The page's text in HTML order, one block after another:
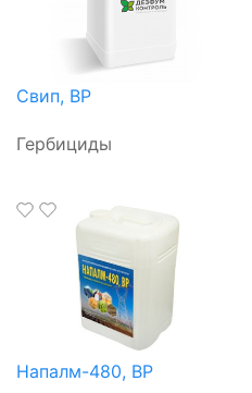
Свип, ВР
Гербициды
Напалм-480, ВР